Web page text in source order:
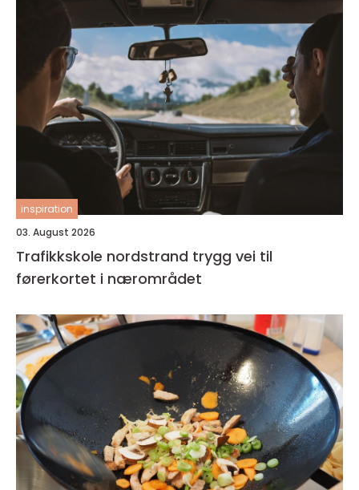
inspiration
03. August 2026
Trafikkskole nordstrand trygg vei til
førerkortet i nærområdet